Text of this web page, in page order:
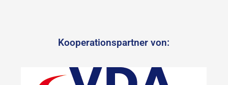
Kooperationspartner von: